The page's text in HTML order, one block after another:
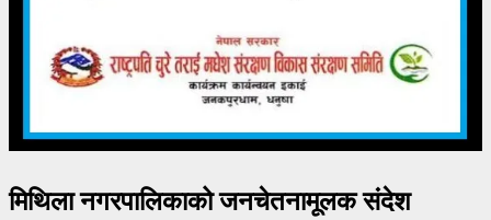
मिथिला नगरपालिकाको जनचेतनामूलक संदेश